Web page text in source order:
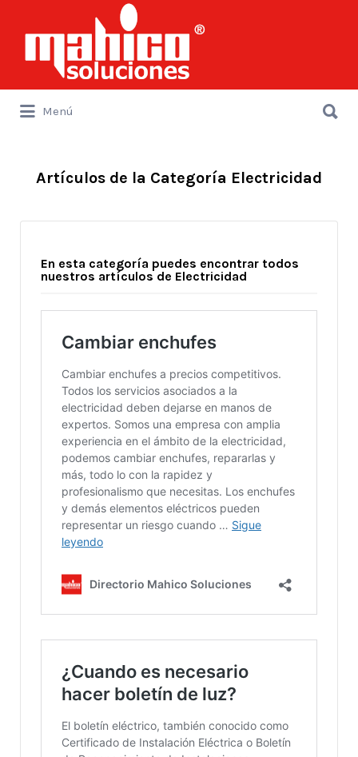
por:
Menú
por:
Artículos de la Categoría Electricidad
En esta categoría puedes encontrar todos
nuestros artículos de Electricidad